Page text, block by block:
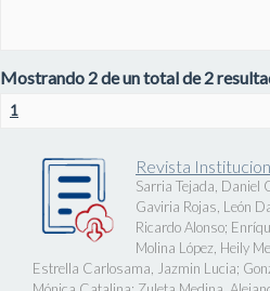
Mostrando 2 de un total de 2
1
Revista
Sarria Tejada, Daniel
Gaviria Rojas, León
Ricardo Alonso;
Molina López, Heily
Estrella Carlosama, Jazmin Lucia;